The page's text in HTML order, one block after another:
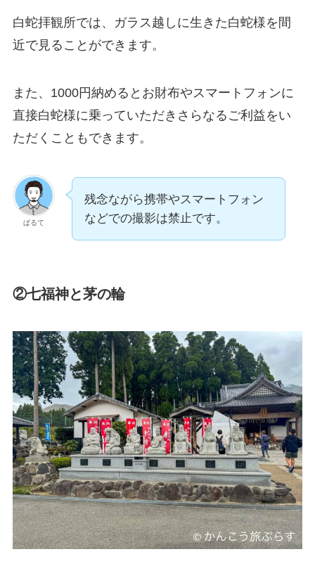
白蛇拝観所では、ガラス越しに生きた白蛇様を間
近で見ることができます。
また、1000円納めるとお財布やスマートフォンに
直接白蛇様に乗っていただきさらなるご利益をい
ただくこともできます。
ぱるて
残念ながら携帯やスマートフォン
などでの撮影は禁止です。
②七福神と茅の輪